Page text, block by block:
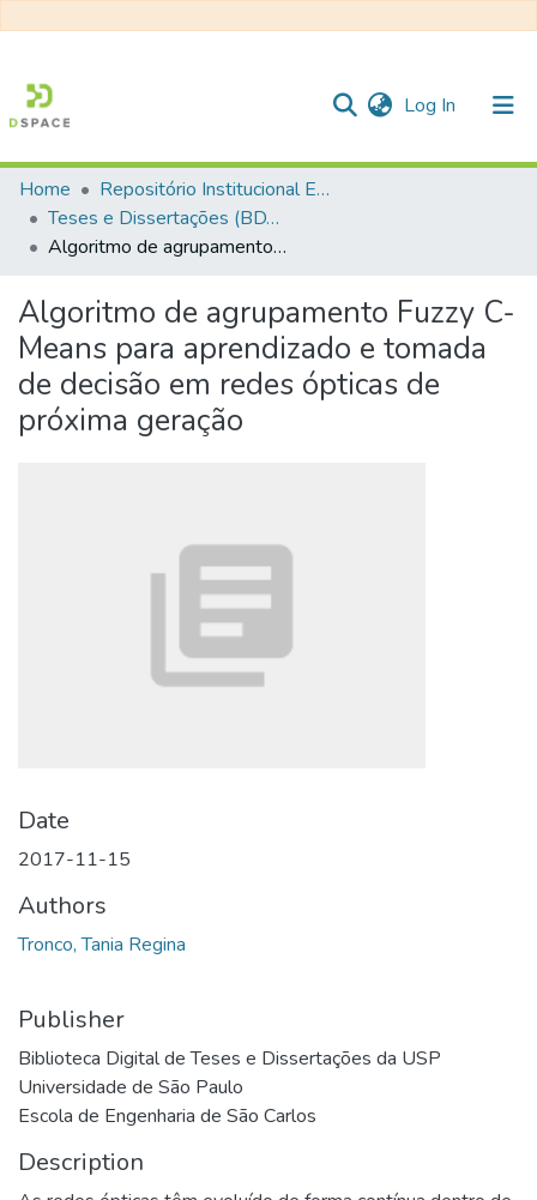
Log In (current)
Communities & Collections
All of DSpace
Statistics
Home
Repositório Institucional EESC
Teses e Dissertações (BDTD USP)
Algoritmo de agrupamento Fuzzy C-Means para aprendizado e tomada de decisão em redes ópticas de próxima geração
Algoritmo de agrupamento Fuzzy C-
Means para aprendizado e tomada
de decisão em redes ópticas de
próxima geração
Date
2017-11-15
Authors
Tronco, Tania Regina
Publisher
Biblioteca Digital de Teses e Dissertações da USP
Universidade de São Paulo
Escola de Engenharia de São Carlos
Description